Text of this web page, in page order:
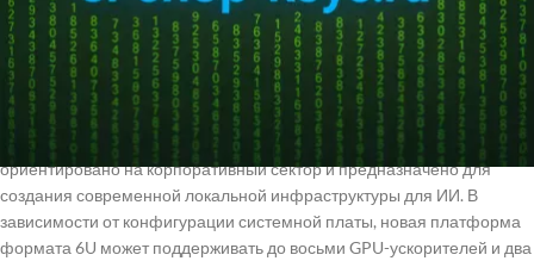
Компания «Сигналтек» сообщила о начале производства своей
флагманской серверной платформы серии «Сигнал Стэк». Эта
платформа поддерживает новейшие процессоры Intel Xeon Scalable
6-го поколения и предназначена для задач, связанных с
искусственным интеллектом, высокопроизводительными
вычислениями и обработкой больших данных. Решение
ориентировано на корпоративный сектор и предназначено для
создания современной локальной инфраструктуры для ИИ. В
зависимости от конфигурации системной платы, новая платформа
формата 6U может поддерживать до восьми GPU-ускорителей и два